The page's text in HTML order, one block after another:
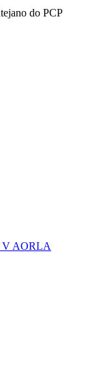
do PCP
V AORLA